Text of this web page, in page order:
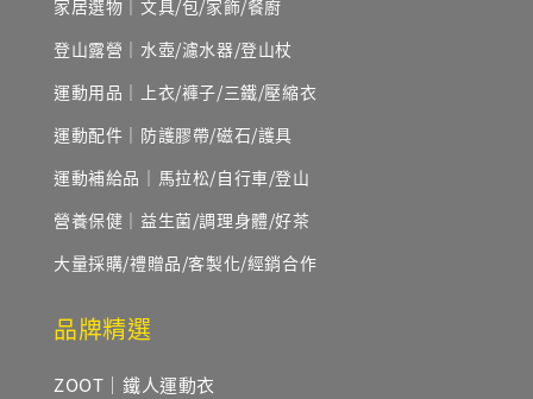
家居選物｜文具/包/家飾/餐廚
登山露營｜水壺/濾水器/登山杖
運動用品｜上衣/褲子/三鐵/壓縮衣
運動配件｜防護膠帶/磁石/護具
運動補給品｜馬拉松/自行車/登山
營養保健｜益生菌/調理身體/好茶
大量採購/禮贈品/客製化/經銷合作
品牌精選
ZOOT｜鐵人運動衣